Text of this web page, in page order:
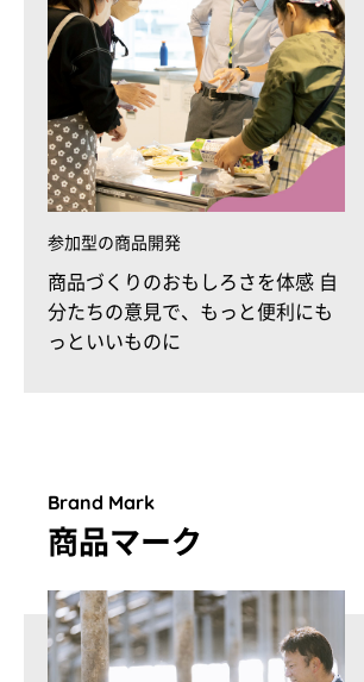
参加型の商品開発
商品づくりのおもしろさを体感 自
分たちの意見で、もっと便利にも
っといいものに
Brand Mark
商品マーク